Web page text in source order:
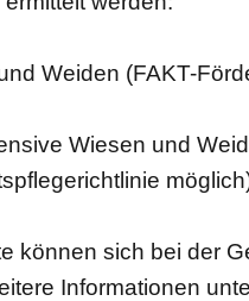
Weiden (FAKT-
Wiesen und
können sich bei der
Informationen